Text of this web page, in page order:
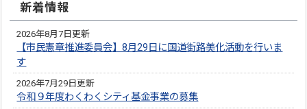
新着情報
2026年8月7日更新
【市民憲章推進委員会】8月29日に国道街路美化活動を行いま
す
2026年7月29日更新
令和９年度わくわくシティ基金事業の募集